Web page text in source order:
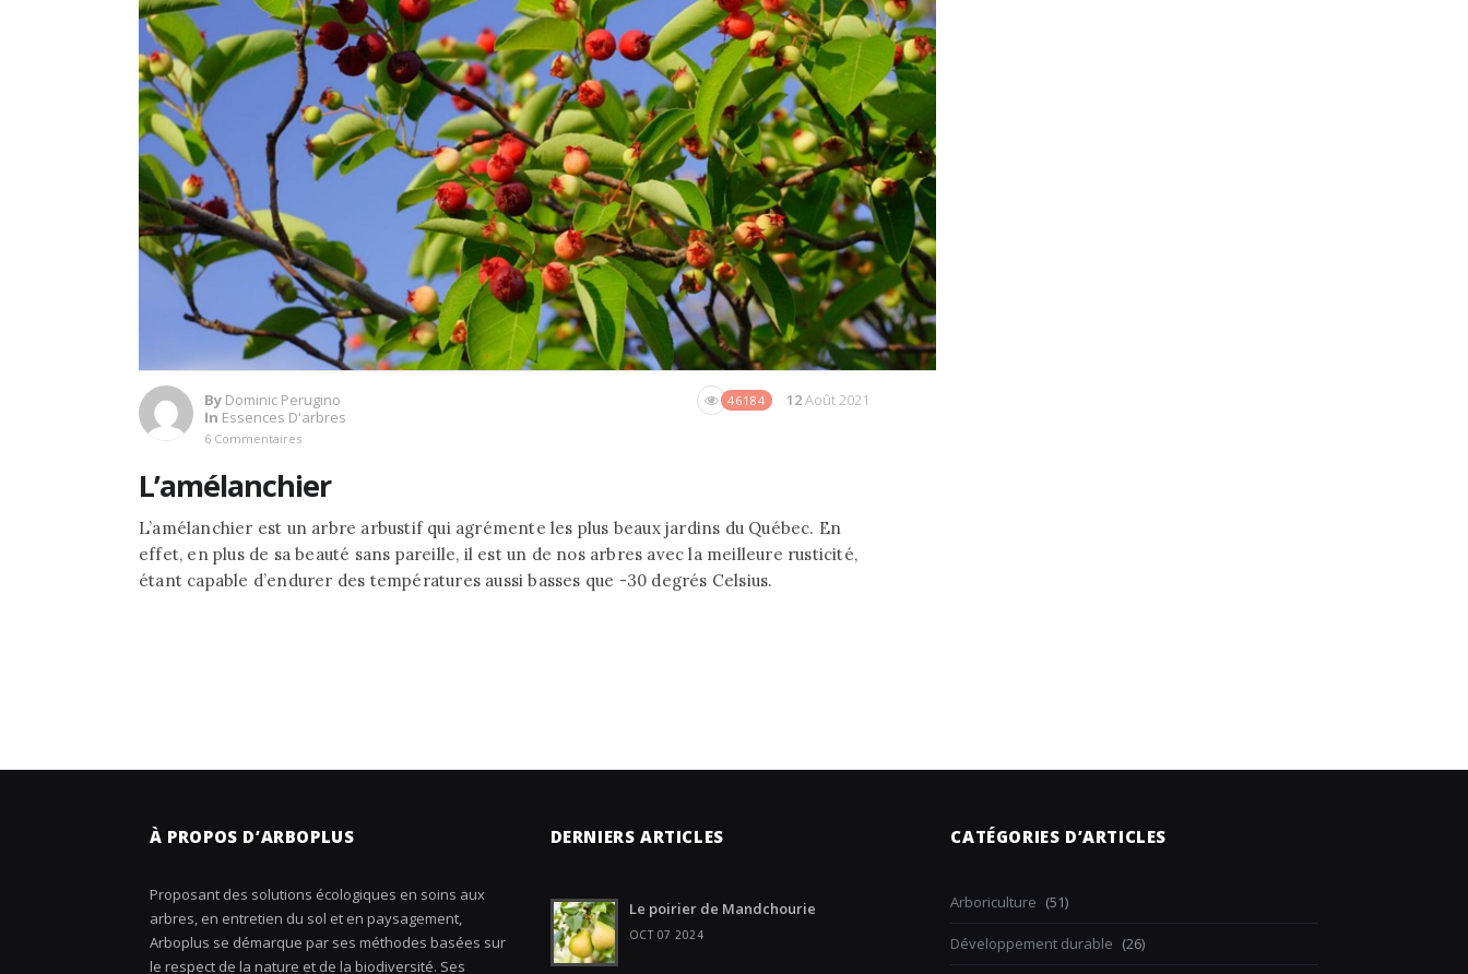
By Dominic Perugino
In Essences D'arbres
6 Commentaires
46184 12Août 2021
L’amélanchier
L’amélanchier est un arbre arbustif qui agrémente les plus beaux jardins du Québec. En
effet, en plus de sa beauté sans pareille, il est un de nos arbres avec la meilleure rusticité,
étant capable d’endurer des températures aussi basses que -30 degrés Celsius.
À PROPOS D’ARBOPLUS
Proposant des solutions écologiques en soins aux
arbres, en entretien du sol et en paysagement,
Arboplus se démarque par ses méthodes basées sur
le respect de la nature et de la biodiversité. Ses
DERNIERS ARTICLES
Le poirier de Mandchourie
OCT 07 2024
CATÉGORIES D’ARTICLES
Arboriculture (51)
Développement durable (26)